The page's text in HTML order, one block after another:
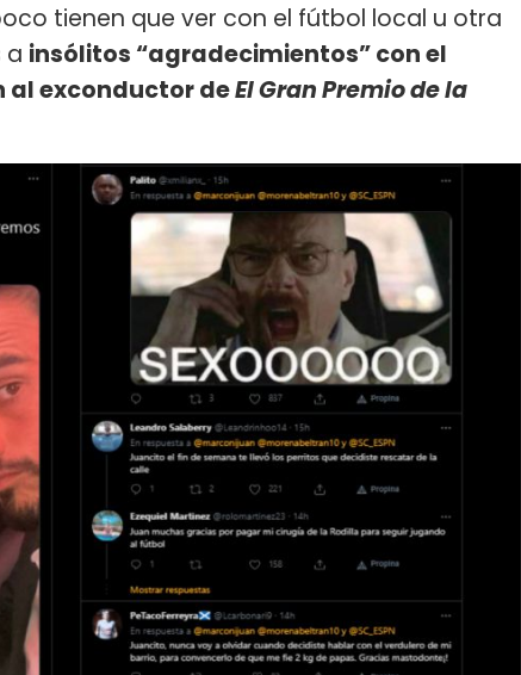
tienen que ver con el fútbol local u otra
a insólitos “agradecimientos” con el
al exconductor deEl Gran Premio de la